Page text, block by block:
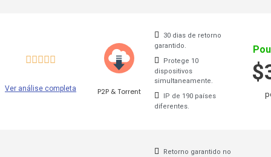
GooseVPN
Hide.Me
Ver análise completa P2P & Torrent
30 dias de retorno
garantido.
Protege 10
dispositivos
simultaneamente.
IP de 190 países
diferentes.
Retorno garantido no